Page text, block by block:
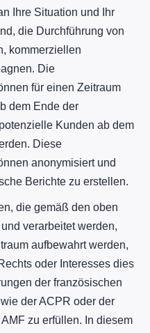
Ihre Situation und Ihr
die Durchführung von
kommerziellen
Die
für einen Zeitraum
dem Ende der
Kunden ab dem
Diese
anonymisiert und
Berichte zu erstellen.
die gemäß den oben
verarbeitet werden,
aufbewahrt werden,
oder Interesses dies
der französischen
der ACPR oder der
zu erfüllen. In diesem